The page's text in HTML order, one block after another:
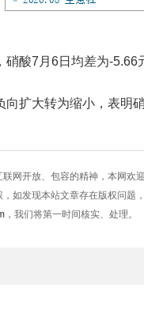
硝酸7月6日均差为-
向扩大转为缩小，表明
联网开放、包容的精神，本网
如发现本站文章存在版权问题
，我们将第一时间核实、处理。